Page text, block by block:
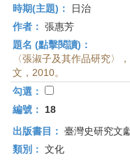
時期(主題)：
日治
作者： 張惠芳
題名 (點擊閱讀)：
〈張淑子及其作品研究〉
文，2010。
勾選：
編號：
18
出版書目： 臺灣史研究文
類別： 文化